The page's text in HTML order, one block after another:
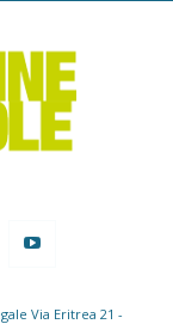
Via Eritrea 21 -